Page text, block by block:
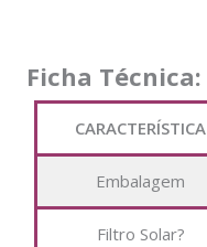
Ficha Técnica:
CARACTERÍSTICA
Embalagem
Filtro Solar?